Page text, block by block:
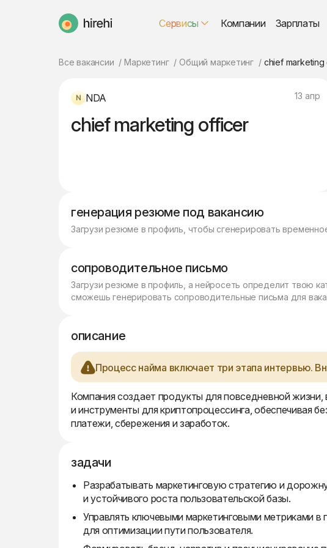
HireHi Сервисы Компании Зарплаты
Все вакансии Маркетинг Общий маркетинг chief
NDA 13 апр
chief marketing officer
генерация резюме под вакансию
Загрузи резюме в профиль, чтобы сгенерировать
сопроводительное письмо
Загрузи резюме в профиль, а нейросеть определит твою
сможешь генерировать сопроводительные письма для
описание
Процесс найма включает три этапа интервью.
Компания создает продукты для повседневной
и инструменты для криптопроцессинга, обеспечивая
платежи, сбережения и заработок.
задачи
Разрабатывать маркетинговую стратегию и
и устойчивого роста пользовательской базы.
Управлять ключевыми маркетинговыми метриками
для оптимизации пути пользователя.